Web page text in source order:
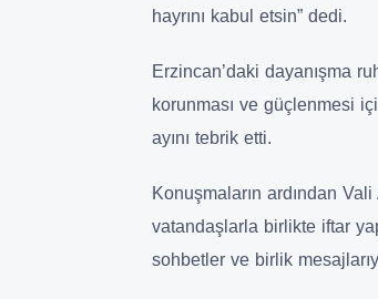
hayrını kabul etsin” dedi.
Erzincan’daki dayanışma
korunması ve güçlenmesi
ayını tebrik etti.
Konuşmaların ardından
vatandaşlarla birlikte iftar
sohbetler ve birlik